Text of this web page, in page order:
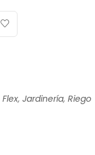
Flex, Jardinería, Riego